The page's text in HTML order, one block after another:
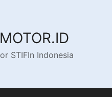
STIFIn Indonesia